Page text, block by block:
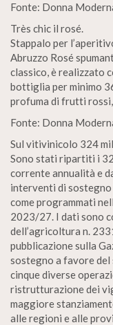
Fonte: Donna
Très chic il rosé.
Stappalo per
Abruzzo Rosé
classico, è realizzato
bottiglia per minimo
profuma di frutti rossi,
Fonte: Donna
Sul vitivinicolo 324
Sono stati ripartiti i
corrente annualità e
interventi di
come programmati
2023/27. I dati sono
dell’agricoltura n.
pubblicazione sulla
sostegno a favore
cinque diverse
ristrutturazione dei
maggiore
alle regioni e alle